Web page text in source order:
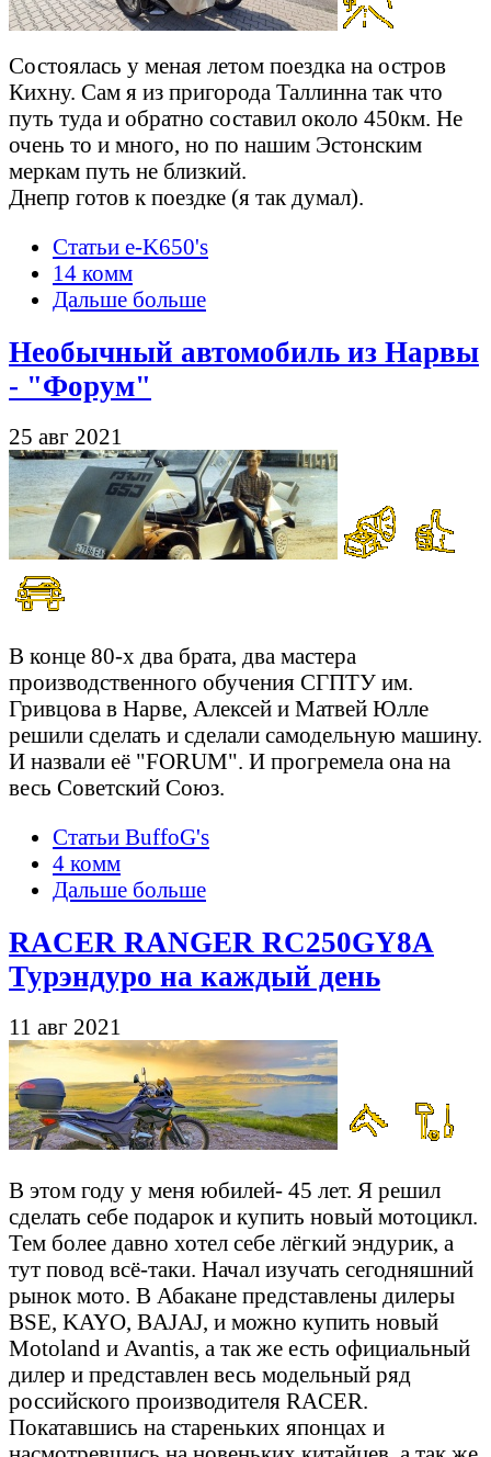
Состоялась у меная летом поездка на остров
Кихну. Сам я из пригорода Таллинна так что
путь туда и обратно составил около 450км. Не
очень то и много, но по нашим Эстонcким
меркам путь не близкий.
Днепр готов к поездке (я так думал).
Статьи e-K650's
14 комм
Дальше больше
Необычный автомобиль из Нарвы
- "Форум"
25 авг 2021
В конце 80-х два брата, два мастера
производственного обучения СГПТУ им.
Гривцова в Нарве, Алексей и Матвей Юлле
решили сделать и сделали самодельную машину.
И назвали её "FORUM". И прогремела она на
весь Советский Союз.
Статьи BuffoG's
4 комм
Дальше больше
RACER RANGER RC250GY8A
Турэндуро на каждый день
11 авг 2021
В этом году у меня юбилей- 45 лет. Я решил
сделать себе подарок и купить новый мотоцикл.
Тем более давно хотел себе лёгкий эндурик, а
тут повод всё-таки. Начал изучать сегодняшний
рынок мото. В Абакане представлены дилеры
BSE, KAYO, BAJAJ, и можно купить новый
Motoland и Avantis, а так же есть официальный
дилер и представлен весь модельный ряд
российского производителя RACER.
Покатавшись на стареньких японцах и